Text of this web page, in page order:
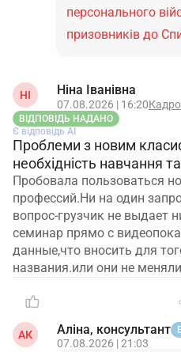
персонального
призовників до
НІ Ніна Іванівна
07.08.2026 | 16:20
ВІДПОВІДЬ НАДАНО
Є відповідь АІ
Проблеми з новим
необхідність навчання
Пробовала пользоваться
профессий.Ни на один
вопрос-грузчик не выдает
семинар прямо с
данные,что вносить для
названия.или они не
АК Аліна, консультант
07.08.2026 | 21:03